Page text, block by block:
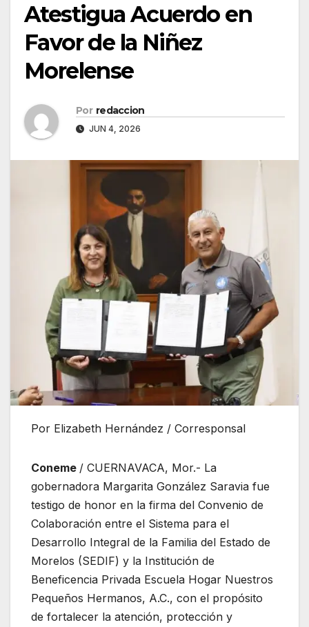
Atestigua Acuerdo en
Favor de la Niñez
Morelense
Por redaccion
JUN 4, 2026
Por Elizabeth Hernández / Corresponsal
Coneme / CUERNAVACA, Mor.- La
gobernadora Margarita González Saravia fue
testigo de honor en la firma del Convenio de
Colaboración entre el Sistema para el
Desarrollo Integral de la Familia del Estado de
Morelos (SEDIF) y la Institución de
Beneficencia Privada Escuela Hogar Nuestros
Pequeños Hermanos, A.C., con el propósito
de fortalecer la atención, protección y